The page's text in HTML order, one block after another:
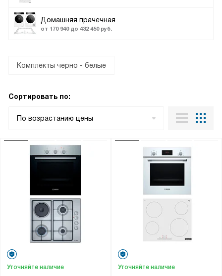
Домашняя прачечная
от 170 940 до 432 450 руб.
Комплекты черно - белые
Сортировать по:
По возрастанию цены
Уточняйте наличие Уточняйте наличие